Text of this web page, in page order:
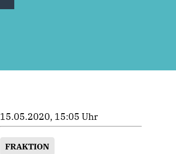
15.05.2020, 15:05 Uhr
FRAKTION